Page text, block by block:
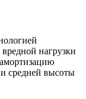
нагрузки
средней высоты